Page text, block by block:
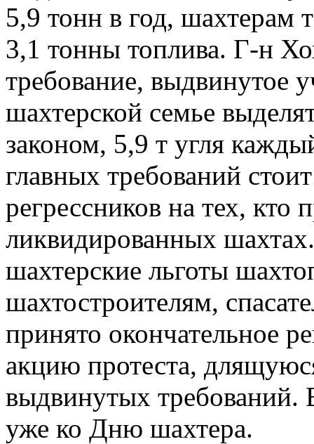
5,9 тонн в год, шахтерам
3,1 тонны топлива. Г-н
требование, выдвинутое
шахтерской семье
законом, 5,9 т угля
главных требований
регрессников на тех,
ликвидированных
шахтерские льготы
шахтостроителям,
принято окончательное
акцию протеста,
выдвинутых
уже ко Дню шахтера.